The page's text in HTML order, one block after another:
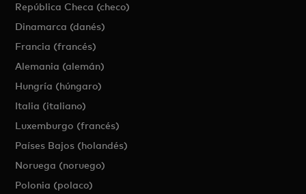
República Checa (checo)
Dinamarca (danés)
Francia (francés)
Alemania (alemán)
Hungría (húngaro)
Italia (italiano)
Luxemburgo (francés)
Países Bajos (holandés)
Noruega (noruego)
Polonia (polaco)